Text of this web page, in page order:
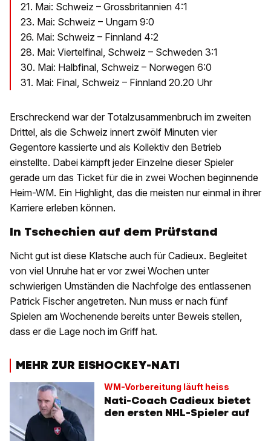
21. Mai: Schweiz – Grossbritannien 4:1
23. Mai: Schweiz – Ungarn 9:0
26. Mai: Schweiz – Finnland 4:2
28. Mai: Viertelfinal, Schweiz – Schweden 3:1
30. Mai: Halbfinal, Schweiz – Norwegen 6:0
31. Mai: Final, Schweiz – Finnland 20.20 Uhr
Erschreckend war der Totalzusammenbruch im zweiten
Drittel, als die Schweiz innert zwölf Minuten vier
Gegentore kassierte und als Kollektiv den Betrieb
einstellte. Dabei kämpft jeder Einzelne dieser Spieler
gerade um das Ticket für die in zwei Wochen beginnende
Heim-WM. Ein Highlight, das die meisten nur einmal in ihrer
Karriere erleben können.
In Tschechien auf dem Prüfstand
Nicht gut ist diese Klatsche auch für Cadieux. Begleitet
von viel Unruhe hat er vor zwei Wochen unter
schwierigen Umständen die Nachfolge des entlassenen
Patrick Fischer angetreten. Nun muss er nach fünf
Spielen am Wochenende bereits unter Beweis stellen,
dass er die Lage noch im Griff hat.
MEHR ZUR EISHOCKEY-NATI
WM-Vorbereitung läuft heiss
Nati-Coach Cadieux bietet
den ersten NHL-Spieler auf